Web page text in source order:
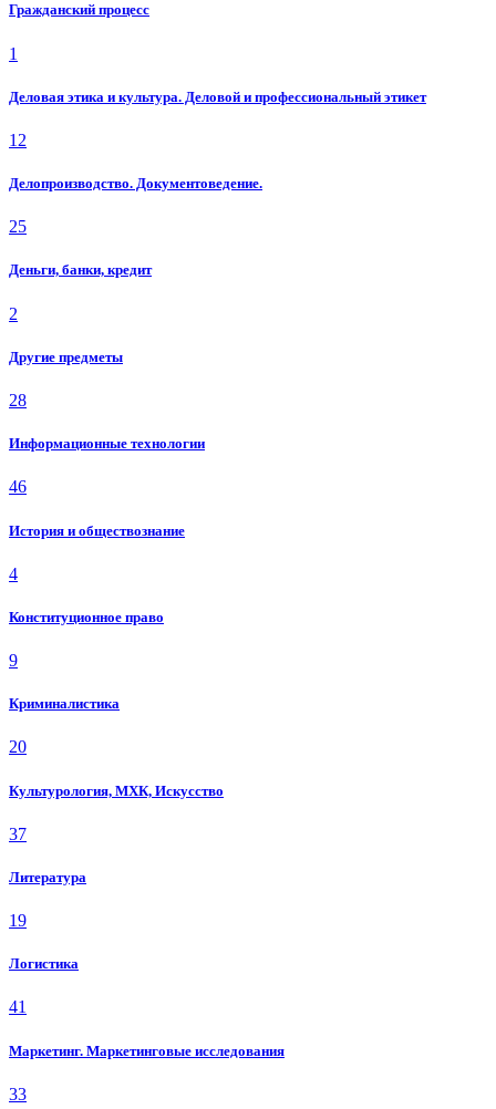
Гражданский процесс
1
Деловая этика и культура. Деловой и профессиональный этикет
12
Делопроизводство. Документоведение.
25
Деньги, банки, кредит
2
Другие предметы
28
Информационные технологии
46
История и обществознание
4
Конституционное право
9
Криминалистика
20
Культурология, МХК, Искусство
37
Литература
19
Логистика
41
Маркетинг. Маркетинговые исследования
33